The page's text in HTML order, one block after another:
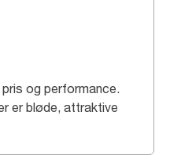
og performance.
er bløde, attraktive